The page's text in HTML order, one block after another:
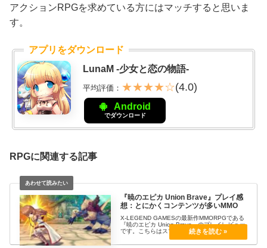
アクションRPGを求めている方にはマッチすると思いま
す。
アプリをダウンロード
LunaM -少女と恋の物語-
平均評価： ★★★★☆(4.0)
Android
でダウンロード
RPGに関連する記事
『暁のエピカ Union Brave』プレイ感
想：とにかくコンテンツが多いMMO
X-LEGEND GAMESの最新作MMORPGである
『暁のエピカ Union Brave』のプレイレビュー
です。こちらはスマホ向けに開発されたナンバ
リングなどがない新規の作品となります。雰囲
気、システムは同社のリンクオブハーツに近い